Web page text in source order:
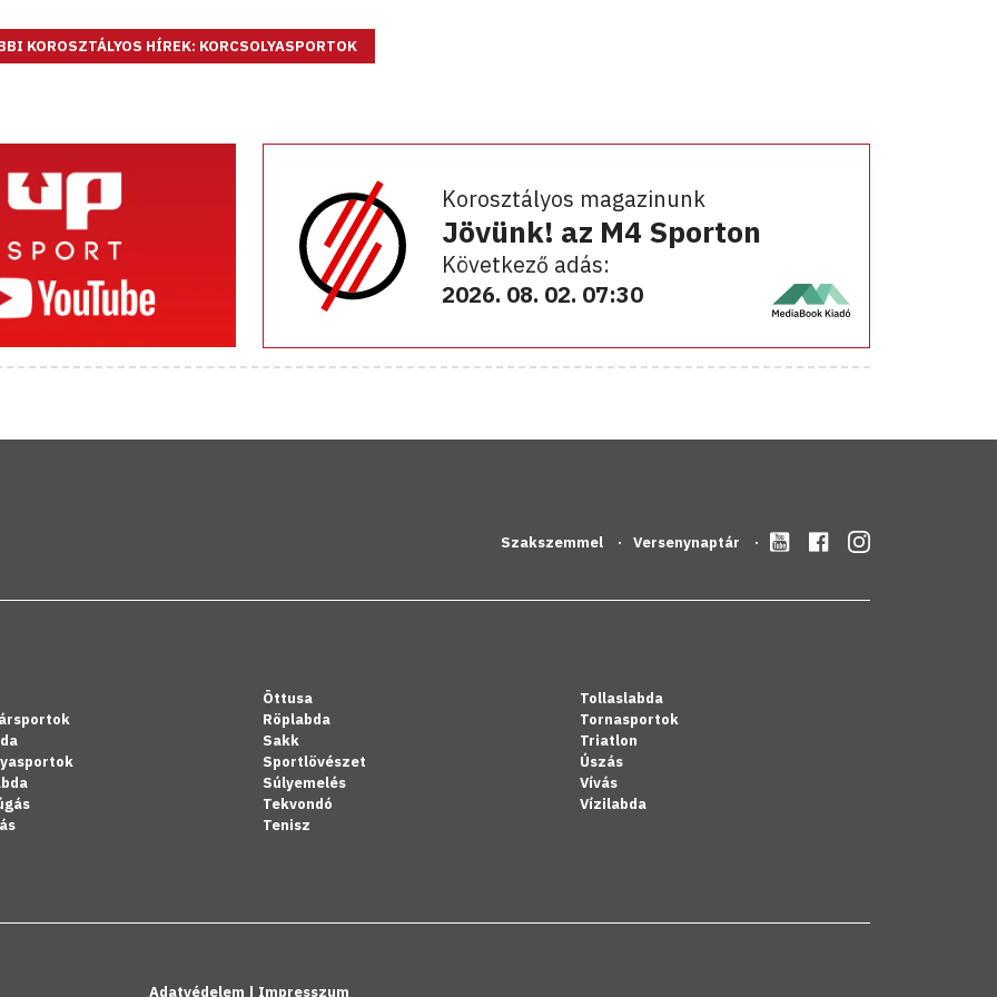
KOROSZTÁLYOS HÍREK: KORCSOLYASPORTOK
Korosztályos magazinunk
Jövünk! az M4 Sporton
Következő adás:
2026. 08. 02. 07:30
Szakszemmel Versenynaptár
Öttusa
Röplabda
Sakk
Sportlövészet
Súlyemelés
Tekvondó
Tenisz
Tollaslabda
Tornasportok
Triatlon
Úszás
Vívás
Vízilabda
Adatvédelem | Impresszum